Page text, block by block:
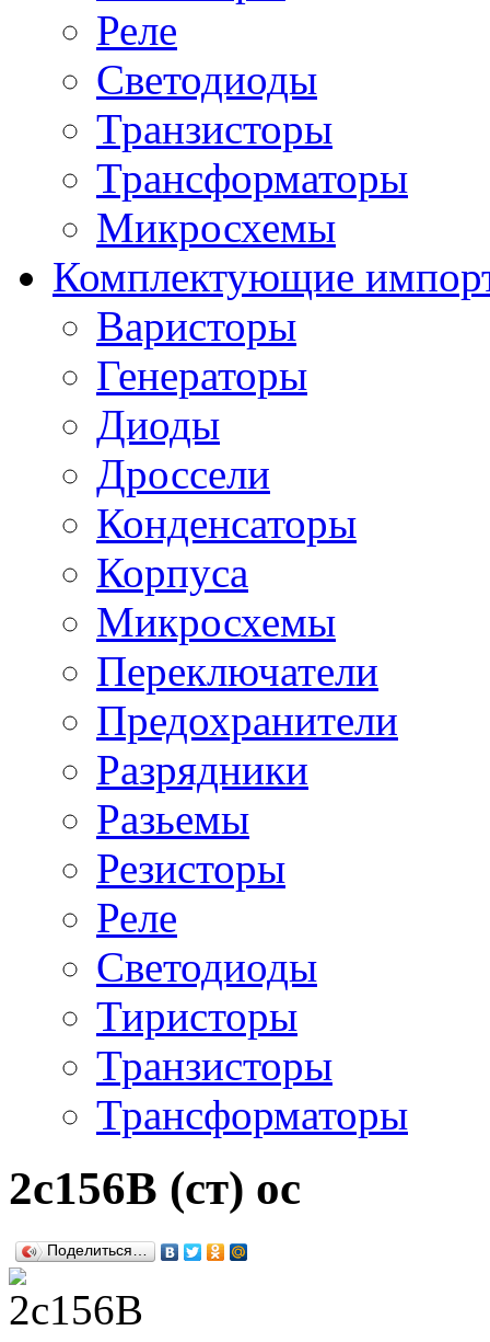
Реле
Светодиоды
Транзисторы
Трансформаторы
Микросхемы
Комплектующие
Варисторы
Генераторы
Диоды
Дроссели
Конденсаторы
Корпуса
Микросхемы
Переключатели
Предохранители
Разрядники
Разьемы
Резисторы
Реле
Светодиоды
Тиристоры
Транзисторы
Трансформаторы
2с156В (ст) ос
Поделиться…